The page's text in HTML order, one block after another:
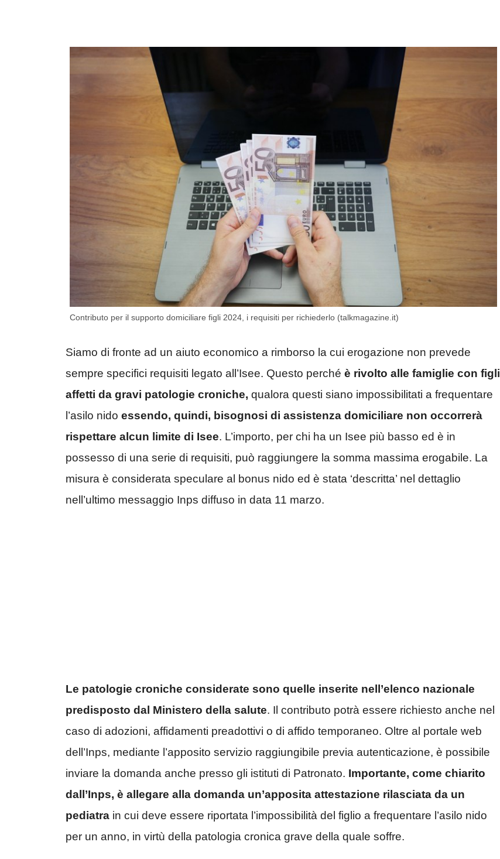
Contributo per il supporto domiciliare figli 2024, i requisiti per richiederlo (talkmagazine.it)
Siamo di fronte ad un aiuto economico a rimborso la cui erogazione non prevede
sempre specifici requisiti legato all’Isee. Questo perché è rivolto alle famiglie con figli
affetti da gravi patologie croniche, qualora questi siano impossibilitati a frequentare
l’asilo nido essendo, quindi, bisognosi di assistenza domiciliare non occorrerà
rispettare alcun limite di Isee. L’importo, per chi ha un Isee più basso ed è in
possesso di una serie di requisiti, può raggiungere la somma massima erogabile. La
misura è considerata speculare al bonus nido ed è stata ‘descritta’ nel dettaglio
nell’ultimo messaggio Inps diffuso in data 11 marzo.
Le patologie croniche considerate sono quelle inserite nell’elenco nazionale
predisposto dal Ministero della salute. Il contributo potrà essere richiesto anche nel
caso di adozioni, affidamenti preadottivi o di affido temporaneo. Oltre al portale web
dell’Inps, mediante l’apposito servizio raggiungibile previa autenticazione, è possibile
inviare la domanda anche presso gli istituti di Patronato. Importante, come chiarito
dall’Inps, è allegare alla domanda un’apposita attestazione rilasciata da un
pediatra in cui deve essere riportata l’impossibilità del figlio a frequentare l’asilo nido
per un anno, in virtù della patologia cronica grave della quale soffre.